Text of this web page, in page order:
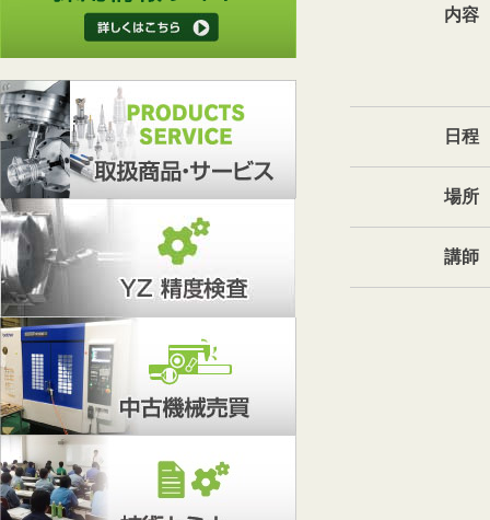
内容
日程
場所
講師